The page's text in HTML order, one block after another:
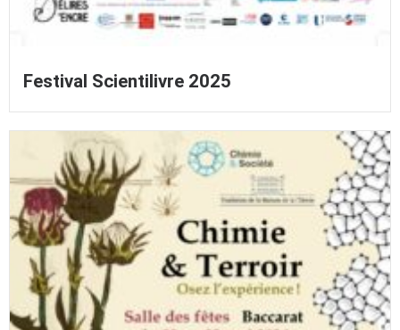
Festival Scientilivre 2025